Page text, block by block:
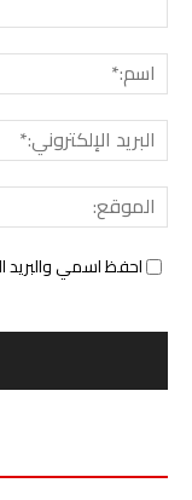
احفظ اسمي والبريد